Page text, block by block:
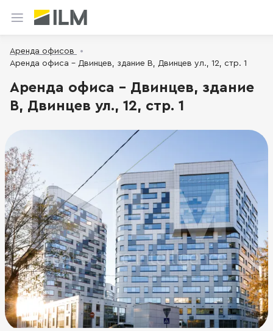
Аренда офисов
Аренда офиса - Двинцев, здание B, Двинцев ул., 12, стр. 1
Аренда офиса - Двинцев, здание
B, Двинцев ул., 12, стр. 1